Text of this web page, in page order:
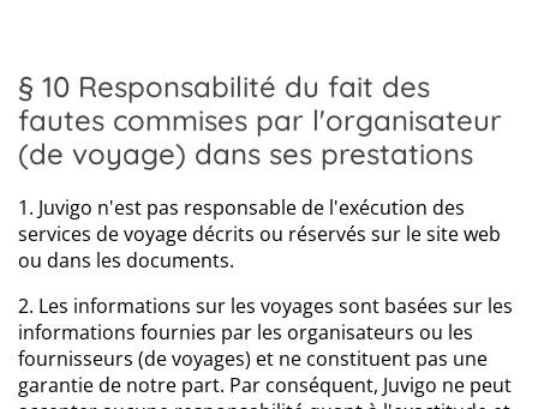
§ 10 Responsabilité du fait des
fautes commises par l'organisateur
(de voyage) dans ses prestations
1. Juvigo n'est pas responsable de l'exécution des
services de voyage décrits ou réservés sur le site web
ou dans les documents.
2. Les informations sur les voyages sont basées sur les
informations fournies par les organisateurs ou les
fournisseurs (de voyages) et ne constituent pas une
garantie de notre part. Par conséquent, Juvigo ne peut